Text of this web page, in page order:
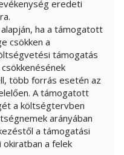
eredeti
ha a támogatott
csökken a
támogatás
több forrás esetén az
A támogatott
a költségtervben
arányában
a támogatási
a felek